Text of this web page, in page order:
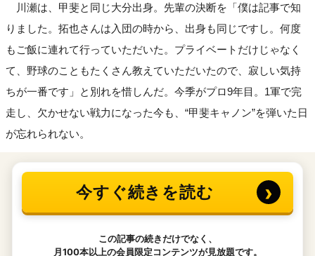
川瀬は、甲斐と同じ大分出身。先輩の決断を「僕は記事で知
りました。拓也さんは入団の時から、出身も同じですし。何度
もご飯に連れて行っていただいた。プライベートだけじゃなく
て、野球のこともたくさん教えていただいたので、寂しい気持
ちが一番です」と別れを惜しんだ。今季がプロ9年目。1軍で完
走し、欠かせない戦力になった今も、“甲斐キャノン”を弾いた日
が忘れられない。